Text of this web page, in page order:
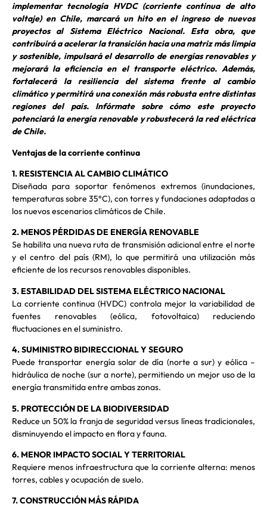
implementar tecnología HVDC (corriente continua de alto
voltaje) en Chile, marcará un hito en el ingreso de nuevos
proyectos al Sistema Eléctrico Nacional. Esta obra, que
contribuirá a acelerar la transición hacia una matriz más limpia
y sostenible, impulsará el desarrollo de energías renovables y
mejorará la eficiencia en el transporte eléctrico. Además,
fortalecerá la resiliencia del sistema frente al cambio
climático y permitirá una conexión más robusta entre distintas
regiones del país. Infórmate sobre cómo este proyecto
potenciará la energía renovable y robustecerá la red eléctrica
de Chile.
Ventajas de la corriente continua
1. RESISTENCIA AL CAMBIO CLIMÁTICO
Diseñada para soportar fenómenos extremos (inundaciones,
temperaturas sobre 35°C), con torres y fundaciones adaptadas a
los nuevos escenarios climáticos de Chile.
2. MENOS PÉRDIDAS DE ENERGÍA RENOVABLE
Se habilita una nueva ruta de transmisión adicional entre el norte
y el centro del país (RM), lo que permitirá una utilización más
eficiente de los recursos renovables disponibles.
3. ESTABILIDAD DEL SISTEMA ELÉCTRICO NACIONAL
La corriente continua (HVDC) controla mejor la variabilidad de
fuentes renovables (eólica, fotovoltaica) reduciendo
fluctuaciones en el suministro.
4. SUMINISTRO BIDIRECCIONAL Y SEGURO
Puede transportar energía solar de día (norte a sur) y eólica –
hidráulica de noche (sur a norte), permitiendo un mejor uso de la
energía transmitida entre ambas zonas.
5. PROTECCIÓN DE LA BIODIVERSIDAD
Reduce un 50% la franja de seguridad versus líneas tradicionales,
disminuyendo el impacto en flora y fauna.
6. MENOR IMPACTO SOCIAL Y TERRITORIAL
Requiere menos infraestructura que la corriente alterna: menos
torres, cables y ocupación de suelo.
7. CONSTRUCCIÓN MÁS RÁPIDA